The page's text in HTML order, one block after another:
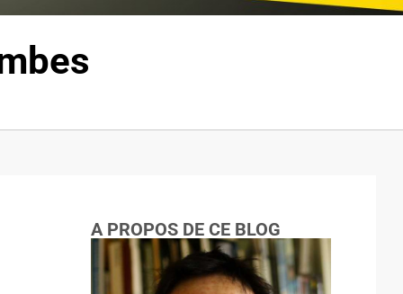
A PROPOS DE CE BLOG